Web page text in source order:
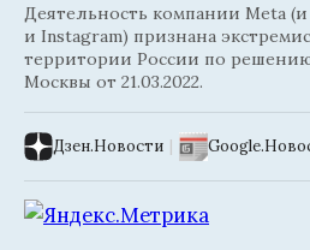
Деятельность компании Meta
и Instagram) признана
территории России по решению
Москвы от 21.03.2022.
Дзен.Новости |